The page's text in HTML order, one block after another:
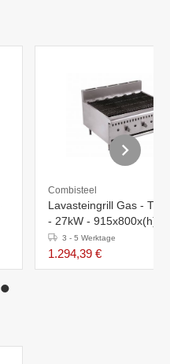
Combisteel
Lavasteingrill Gas -
- 27kW -
3 - 5 Werktage
1.294,39 €